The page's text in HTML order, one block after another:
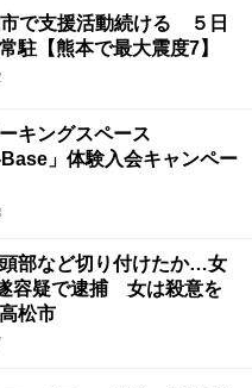
で支援活動続ける ５日
駐【熊本で最大震度7】
キングスペース
」体験入会キャンペー
部など切り付けたか…女
容疑で逮捕 女は殺意を
松市